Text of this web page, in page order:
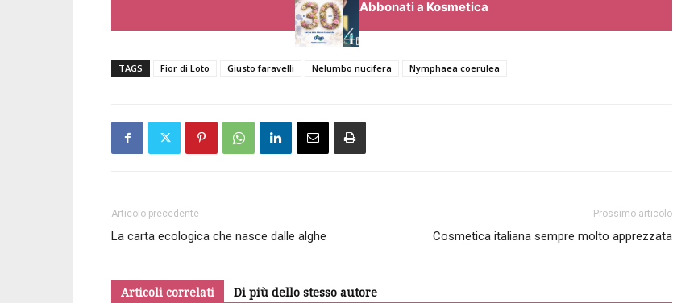
Abbonati a Kosmetica
TAGS Fior di Loto Giusto faravelli Nelumbo nucifera Nymphaea coerulea
Articolo precedente
La carta ecologica che nasce dalle alghe
Prossimo articolo
Cosmetica italiana sempre molto apprezzata
Articoli correlati Di più dello stesso autore